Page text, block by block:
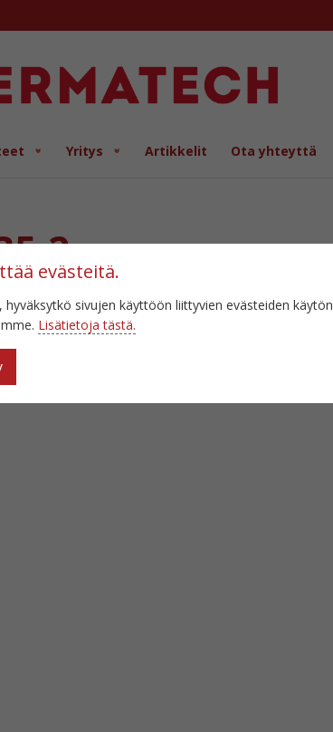
Yritys Artikkelit Ota yhteyttä
2
evästeitä.
hyväksytkö sivujen käyttöön liittyvien evästeiden käytön
Lisätietoja tästä.